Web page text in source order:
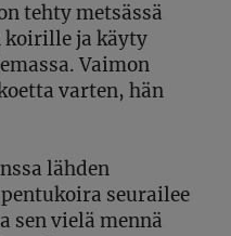
tehty metsässä
ja käyty
Vaimon
varten, hän
lähden
seurailee
sen vielä mennä